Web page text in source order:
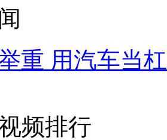
重 用汽车当
频排行